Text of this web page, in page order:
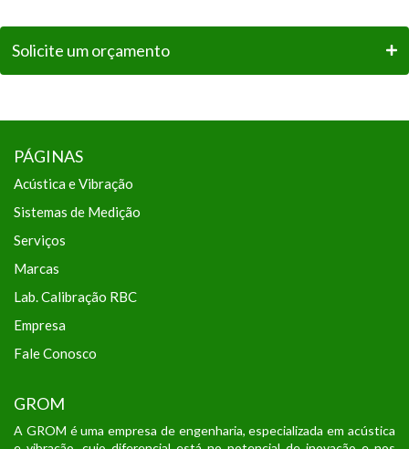
Solicite um orçamento
PÁGINAS
Acústica e Vibração
Sistemas de Medição
Serviços
Marcas
Lab. Calibração RBC
Empresa
Fale Conosco
GROM
A GROM é uma empresa de engenharia, especializada em acústica